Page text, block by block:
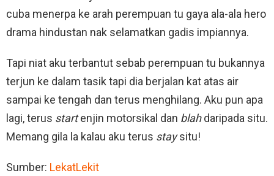
cuba menerpa ke arah perempuan tu gaya ala-ala hero
drama hindustan nak selamatkan gadis impiannya.
Tapi niat aku terbantut sebab perempuan tu bukannya
terjun ke dalam tasik tapi dia berjalan kat atas air
sampai ke tengah dan terus menghilang. Aku pun apa
lagi, terus startenjin motorsikal dan blahdaripada situ.
Memang gila la kalau aku terus staysitu!
Sumber: LekatLekit